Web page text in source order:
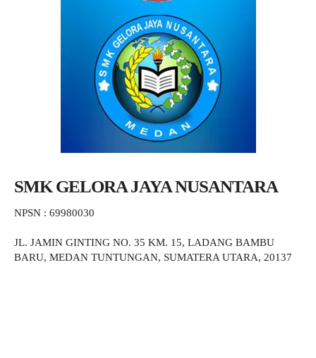
SMK GELORA JAYA NUSANTARA
NPSN : 69980030
JL. JAMIN GINTING NO. 35 KM. 15, LADANG BAMBU
BARU, MEDAN TUNTUNGAN, SUMATERA UTARA, 20137